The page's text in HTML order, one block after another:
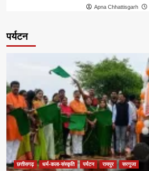
Apna Chhattisgarh
पर्यटन
छत्तीसगढ़ धर्म-कला-संस्कृति पर्यटन रायपुर सरगुजा